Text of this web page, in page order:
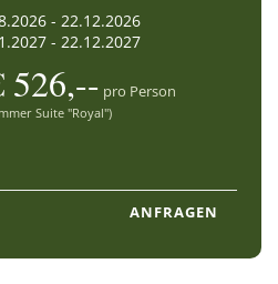
- 22.12.2026
- 22.12.2027
526,-- pro Person
Suite "Royal")
ANFRAGEN